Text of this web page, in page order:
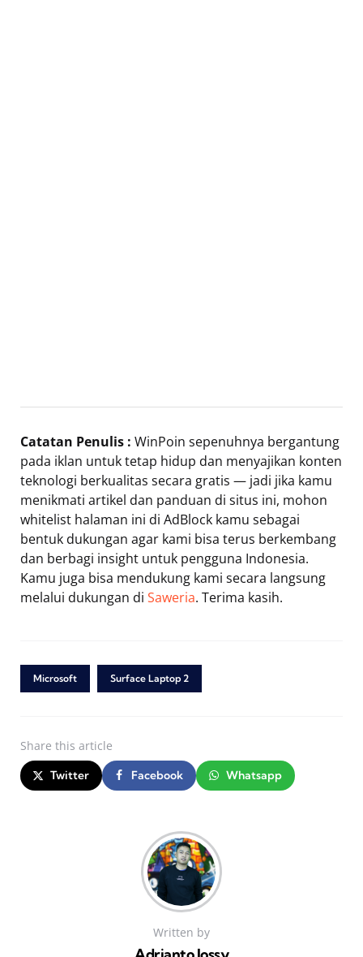
Catatan Penulis : WinPoin sepenuhnya bergantung
pada iklan untuk tetap hidup dan menyajikan konten
teknologi berkualitas secara gratis — jadi jika kamu
menikmati artikel dan panduan di situs ini, mohon
whitelist halaman ini di AdBlock kamu sebagai
bentuk dukungan agar kami bisa terus berkembang
dan berbagi insight untuk pengguna Indonesia.
Kamu juga bisa mendukung kami secara langsung
melalui dukungan di Saweria. Terima kasih.
Microsoft Surface Laptop 2
Share this article
Twitter Facebook Whatsapp
Written by